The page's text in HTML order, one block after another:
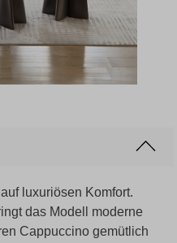
luxuriösen Komfort.
das Modell moderne
Cappuccino gemütlich